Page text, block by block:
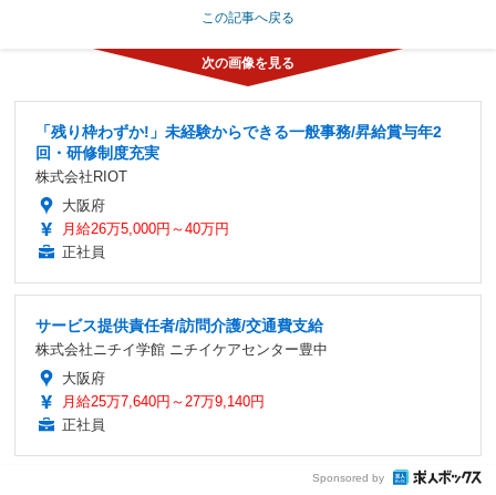
この記事へ戻る
「残り枠わずか!」未経験からできる一般事務/昇給賞与年2
回・研修制度充実
株式会社RIOT
大阪府
月給26万5,000円～40万円
正社員
サービス提供責任者/訪問介護/交通費支給
株式会社ニチイ学館 ニチイケアセンター豊中
大阪府
月給25万7,640円～27万9,140円
正社員
Sponsored by